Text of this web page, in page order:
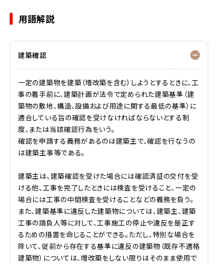
用語解説
建築確認
一定の建築物を建築（増改築を含む）しようとするときに、工
事の着手前に、建築計画が法令で定められた建築基準（建
築物の敷地、構造、設備および用途に関する最低の基準）に
適合している旨の確認を受けなければならないとする制
度、または当該確認行為をいう。
確認を申請する義務があるのは建築主で、確認を行なうの
は建築主事等である。
建築主は、建築確認を受けた場合には確認済証の交付を受
ける他、工事を完了したときには検査を受けること、一定の
場合には工事の中間検査を受けることなどの義務を負う。
また、建築基準に違反した建築物については、建築主、建築
工事の請負人等に対して、工事施工の停止や違反を是正す
るための措置を命じることができる。ただし、特別な場合を
除いて、従前から存在する基準に違反の建築物（既存不適格
建築物）については、増改築をしない限りはそのまま使用で